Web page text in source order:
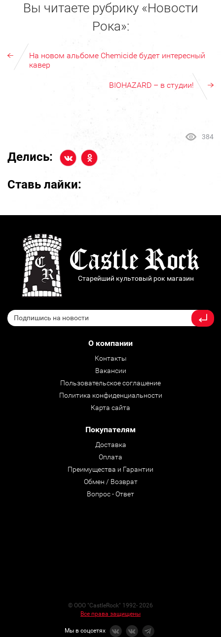
Вы читаете рубрику «Новости
Рока»:
На новом альбоме Chemicide будет интересный
кавер
BIOHAZARD – в студии!
384
Делись:
Ставь лайки:
Старейший культовый рок магазин
О компании
Контакты
Вакансии
Пользовательское соглашение
Политика конфиденциальности
Карта сайта
Покупателям
Доставка
Оплата
Преимущества и Гарантии
Обмен / Возврат
Вопрос - Ответ
© ООО "CastleRock" 1992- 2026
Все права защищены
Мы в соцсетях